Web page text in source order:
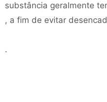
substância geralmente
, a fim de evitar
.